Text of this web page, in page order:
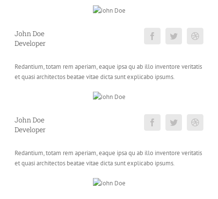
John Doe
Developer
Redantium, totam rem aperiam, eaque ipsa qu ab illo inventore veritatis
et quasi architectos beatae vitae dicta sunt explicabo ipsums.
John Doe
Developer
Redantium, totam rem aperiam, eaque ipsa qu ab illo inventore veritatis
et quasi architectos beatae vitae dicta sunt explicabo ipsums.